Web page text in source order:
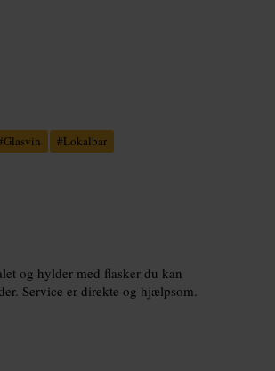
Glasvin #Lokalbar
og hylder med flasker du kan
Service er direkte og hjælpsom.